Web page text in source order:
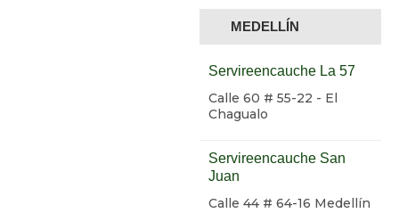
MEDELLÍN
Servireencauche La 57
Calle 60 # 55-22 - El
Chagualo
Servireencauche San
Juan
Calle 44 # 64-16 Medellín